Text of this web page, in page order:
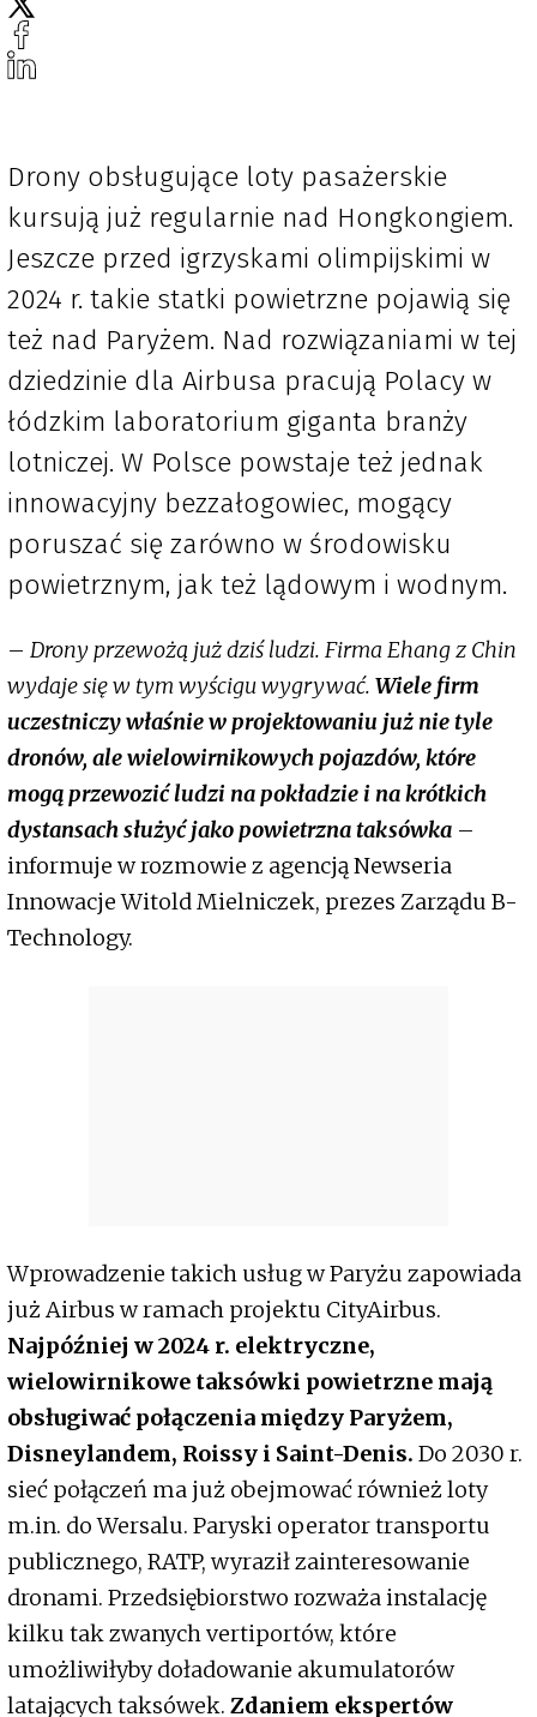
Drony obsługujące loty pasażerskie
kursują już regularnie nad Hongkongiem.
Jeszcze przed igrzyskami olimpijskimi w
2024 r. takie statki powietrzne pojawią się
też nad Paryżem. Nad rozwiązaniami w tej
dziedzinie dla Airbusa pracują Polacy w
łódzkim laboratorium giganta branży
lotniczej. W Polsce powstaje też jednak
innowacyjny bezzałogowiec, mogący
poruszać się zarówno w środowisku
powietrznym, jak też lądowym i wodnym.
– Drony przewożą już dziś ludzi. Firma Ehang z Chin
wydaje się w tym wyścigu wygrywać. Wiele firm
uczestniczy właśnie w projektowaniu już nie tyle
dronów, ale wielowirnikowych pojazdów, które
mogą przewozić ludzi na pokładzie i na krótkich
dystansach służyć jako powietrzna taksówka –
informuje w rozmowie z agencją Newseria
Innowacje Witold Mielniczek, prezes Zarządu B-
Technology.
Wprowadzenie takich usług w Paryżu zapowiada
już Airbus w ramach projektu CityAirbus.
Najpóźniej w 2024 r. elektryczne,
wielowirnikowe taksówki powietrzne mają
obsługiwać połączenia między Paryżem,
Disneylandem, Roissy i Saint-Denis. Do 2030 r.
sieć połączeń ma już obejmować również loty
m.in. do Wersalu. Paryski operator transportu
publicznego, RATP, wyraził zainteresowanie
dronami. Przedsiębiorstwo rozważa instalację
kilku tak zwanych vertiportów, które
umożliwiłyby doładowanie akumulatorów
latających taksówek. Zdaniem ekspertów